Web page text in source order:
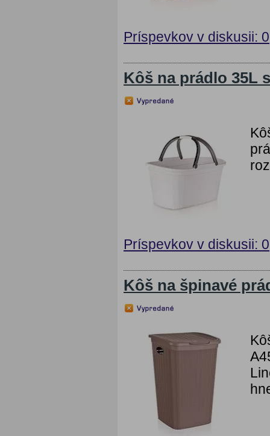
Príspevkov v diskusii: 0
Kôš na prádlo 35L
Príspevkov v diskusii: 0
Kôš na špinavé